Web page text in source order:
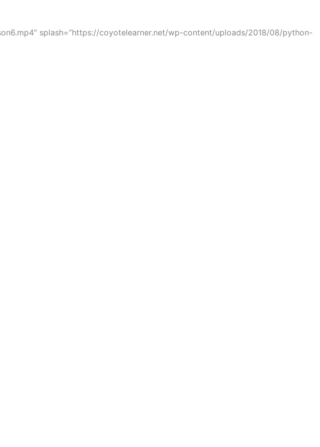
splash=”https://coyotelearner.net/wp-content/uploads/2018/08/python-